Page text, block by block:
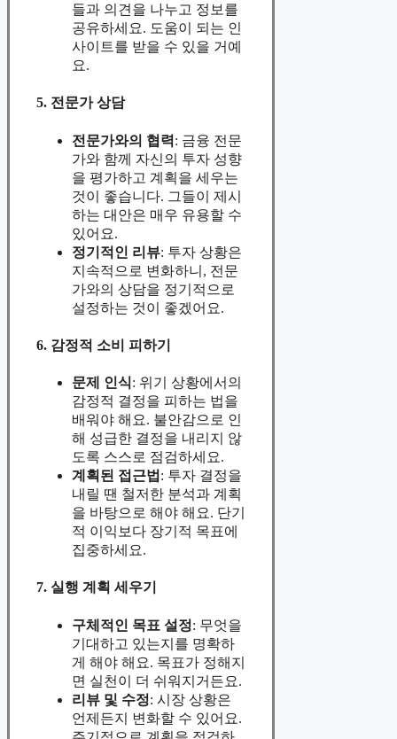
들과 의견을 나누고 정보를
공유하세요. 도움이 되는 인
사이트를 받을 수 있을 거예
요.
5. 전문가 상담
전문가와의 협력 : 금융 전문
가와 함께 자신의 투자 성향
을 평가하고 계획을 세우는
것이 좋습니다. 그들이 제시
하는 대안은 매우 유용할 수
있어요.
정기적인 리뷰: 투자 상황은
지속적으로 변화하니, 전문
가와의 상담을 정기적으로
설정하는 것이 좋겠어요.
6. 감정적 소비 피하기
문제 인식: 위기 상황에서의
감정적 결정을 피하는 법을
배워야 해요. 불안감으로 인
해 성급한 결정을 내리지 않
도록 스스로 점검하세요.
계획된 접근법 : 투자 결정을
내릴 땐 철저한 분석과 계획
을 바탕으로 해야 해요. 단기
적 이익보다 장기적 목표에
집중하세요.
7. 실행 계획 세우기
구체적인 목표 설정: 무엇을
기대하고 있는지를 명확하
게 해야 해요. 목표가 정해지
면 실천이 더 쉬워지거든요.
리뷰 및 수정: 시장 상황은
언제든지 변화할 수 있어요.